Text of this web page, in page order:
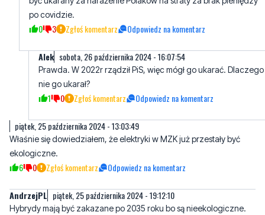
po covidzie.
0 3 Zgłoś komentarz Odpowiedz na komentarz
AIek sobota, 26 października 2024 - 16:07:54
Prawda. W 2022r rządził PiS, więc mógł go ukarać. Dlaczego
nie go ukarał?
1 0 Zgłoś komentarz Odpowiedz na komentarz
piątek, 25 października 2024 - 13:03:49
Właśnie się dowiedziałem, że elektryki w MZK już przestały być
ekologiczne.
6 0 Zgłoś komentarz Odpowiedz na komentarz
AndrzejPL piątek, 25 października 2024 - 19:12:10
Hybrydy mają być zakazane po 2035 roku bo są nieekologiczne.